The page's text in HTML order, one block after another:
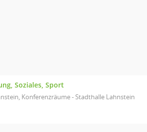
Soziales, Sport
Konferenzräume - Stadthalle Lahnstein